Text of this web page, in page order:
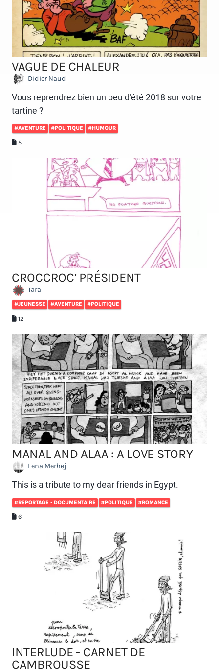
VAGUE DE CHALEUR
Didier Naud
Vous reprendrez bien un peu d’été 2018 sur votre
tartine ?
#AVENTURE #POLITIQUE #HUMOUR
5
CROCCROC’ PRÉSIDENT
Tara
#JEUNESSE #AVENTURE #POLITIQUE
12
MANAL AND ALAA : A LOVE STORY
Lena Merhej
This is a tribute to my dear friends in Egypt.
#REPORTAGE - DOCUMENTAIRE #POLITIQUE #ROMANCE
6
INTERLUDE - CARNET DE
CAMBROUSSE